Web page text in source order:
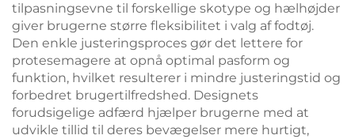
tilpasningsevne til forskellige skotype og hælhøjder
giver brugerne større fleksibilitet i valg af fodtøj.
Den enkle justeringsproces gør det lettere for
protesemagere at opnå optimal pasform og
funktion, hvilket resulterer i mindre justeringstid og
forbedret brugertilfredshed. Designets
forudsigelige adfærd hjælper brugerne med at
udvikle tillid til deres bevægelser mere hurtigt,